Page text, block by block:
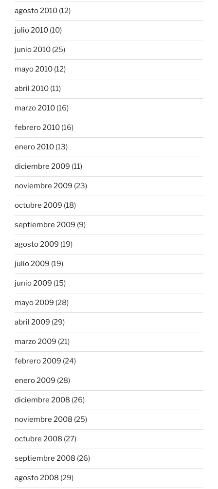
agosto 2010 (12)
julio 2010 (10)
junio 2010 (25)
mayo 2010 (12)
abril 2010 (11)
marzo 2010 (16)
febrero 2010 (16)
enero 2010 (13)
diciembre 2009 (11)
noviembre 2009 (23)
octubre 2009 (18)
septiembre 2009 (9)
agosto 2009 (19)
julio 2009 (19)
junio 2009 (15)
mayo 2009 (28)
abril 2009 (29)
marzo 2009 (21)
febrero 2009 (24)
enero 2009 (28)
diciembre 2008 (26)
noviembre 2008 (25)
octubre 2008 (27)
septiembre 2008 (26)
agosto 2008 (29)